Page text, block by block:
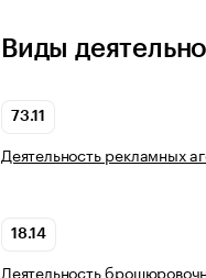
Виды
73.11
Деятельность рекламных
18.14
Деятельность